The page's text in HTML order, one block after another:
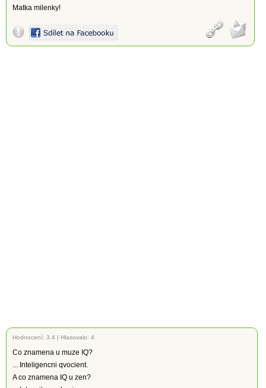
Matka milenky!
Hodnocení: 3.4 | Hlasovalo: 4
Co znamena u muze IQ?
... Inteligencni qvocient.
A co znamena IQ u zen?